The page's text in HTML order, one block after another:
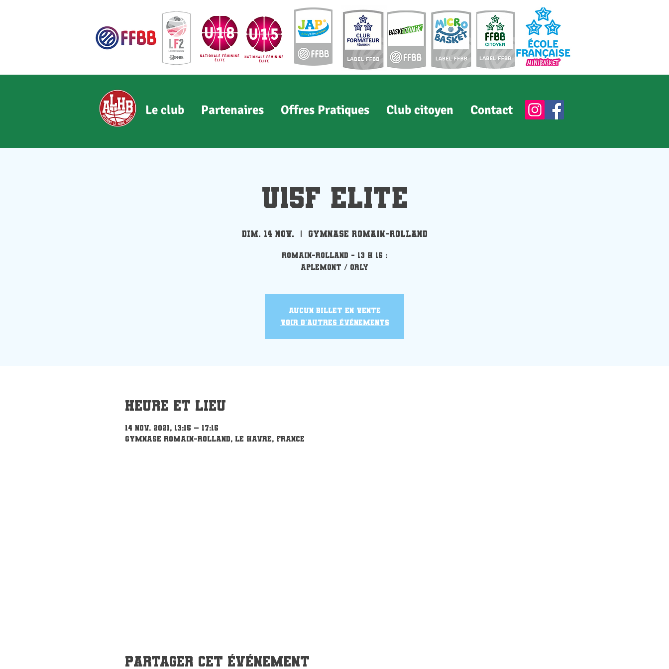
Le club Partenaires Offres Pratiques Club citoyen Contact
U15F Elite
dim. 14 nov. Gymnase Romain-Rolland
Romain-Rolland - 13 h 15 :
Aplemont / Orly
Aucun billet en vente
Voir d'autres événements
Heure et lieu
14 nov. 2021, 13:15 – 17:15
Gymnase Romain-Rolland, Le Havre, France
Partager cet événement